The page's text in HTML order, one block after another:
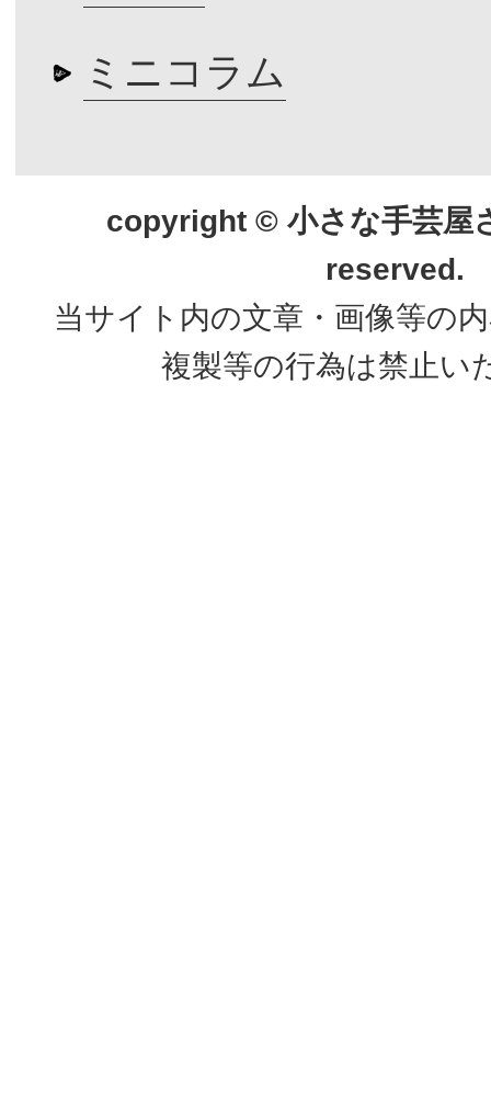
ミニコラム
copyright © 小さな手芸屋
reserved.
当サイト内の文章・画像等の
複製等の行為は禁止い